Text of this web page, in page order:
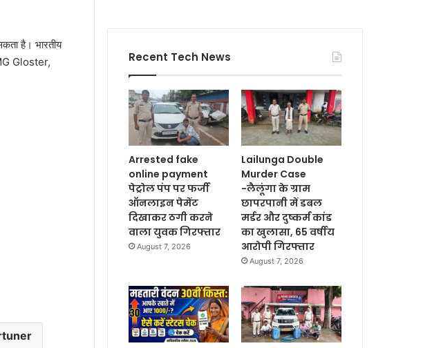
है। भारतीय
Gloster,
Recent Tech News
Arrested fake
online payment
पेट्रोल पंप पर फर्जी
ऑनलाइन पेमेंट
दिखाकर ठगी करने
वाला युवक गिरफ्तार
August 7, 2026
Lailunga Double
Murder Case
-लैलूंगा के ग्राम
छापरपानी में डबल
मर्डर और दुष्कर्म कांड
का खुलासा, 65 वर्षीय
आरोपी गिरफ्तार
August 7, 2026